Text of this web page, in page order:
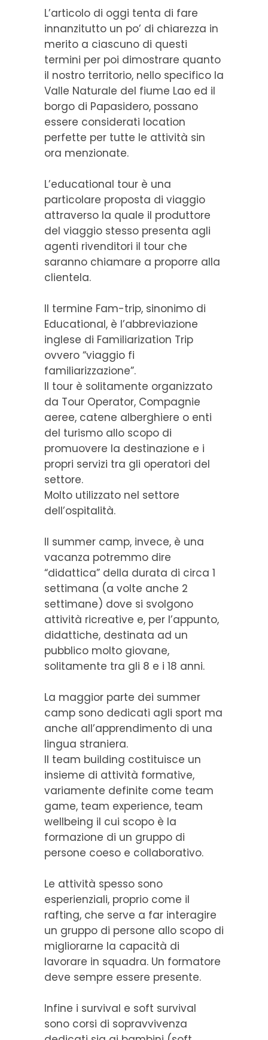
L’articolo di oggi tenta di fare
innanzitutto un po’ di chiarezza in
merito a ciascuno di questi
termini per poi dimostrare quanto
il nostro territorio, nello specifico la
Valle Naturale del fiume Lao ed il
borgo di Papasidero, possano
essere considerati location
perfette per tutte le attività sin
ora menzionate.
L’educational tour è una
particolare proposta di viaggio
attraverso la quale il produttore
del viaggio stesso presenta agli
agenti rivenditori il tour che
saranno chiamare a proporre alla
clientela.
Il termine Fam-trip, sinonimo di
Educational, è l’abbreviazione
inglese di Familiarization Trip
ovvero “viaggio fi
familiarizzazione”.
Il tour è solitamente organizzato
da Tour Operator, Compagnie
aeree, catene alberghiere o enti
del turismo allo scopo di
promuovere la destinazione e i
propri servizi tra gli operatori del
settore.
Molto utilizzato nel settore
dell’ospitalità.
Il summer camp, invece, è una
vacanza potremmo dire
“didattica” della durata di circa 1
settimana (a volte anche 2
settimane) dove si svolgono
attività ricreative e, per l’appunto,
didattiche, destinata ad un
pubblico molto giovane,
solitamente tra gli 8 e i 18 anni.
La maggior parte dei summer
camp sono dedicati agli sport ma
anche all’apprendimento di una
lingua straniera.
Il team building costituisce un
insieme di attività formative,
variamente definite come team
game, team experience, team
wellbeing il cui scopo è la
formazione di un gruppo di
persone coeso e collaborativo.
Le attività spesso sono
esperienziali, proprio come il
rafting, che serve a far interagire
un gruppo di persone allo scopo di
migliorarne la capacità di
lavorare in squadra. Un formatore
deve sempre essere presente.
Infine i survival e soft survival
sono corsi di sopravvivenza